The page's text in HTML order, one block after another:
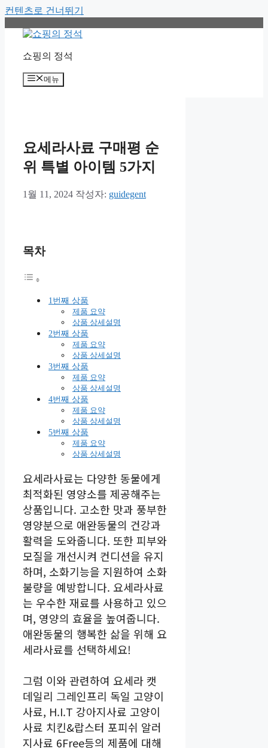
컨텐츠로 건너뛰기
쇼핑의 정석
메뉴
요세라사료 구매평 순
위 특별 아이템 5가지
1월 11, 2024 작성자: guidegent
목차
1번째 상품
제품 요약
상품 상세설명
2번째 상품
제품 요약
상품 상세설명
3번째 상품
제품 요약
상품 상세설명
4번째 상품
제품 요약
상품 상세설명
5번째 상품
제품 요약
상품 상세설명
요세라사료는 다양한 동물에게
최적화된 영양소를 제공해주는
상품입니다. 고소한 맛과 풍부한
영양분으로 애완동물의 건강과
활력을 도와줍니다. 또한 피부와
모질을 개선시켜 컨디션을 유지
하며, 소화기능을 지원하여 소화
불량을 예방합니다. 요세라사료
는 우수한 재료를 사용하고 있으
며, 영양의 효율을 높여줍니다.
애완동물의 행복한 삶을 위해 요
세라사료를 선택하세요!
그럼 이와 관련하여 요세라 캣
데일리 그레인프리 독일 고양이
사료, H.I.T 강아지사료 고양이
사료 치킨&랍스터 포피쉬 알러
지사료 6Free등의 제품에 대해